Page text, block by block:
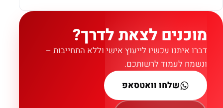
מוכנים לצאת לדרך?
דברו איתנו עכשיו לייעוץ אישי וללא התחייבות –
ונשמח לעמוד לרשותכם.
שלחו וואטסאפ